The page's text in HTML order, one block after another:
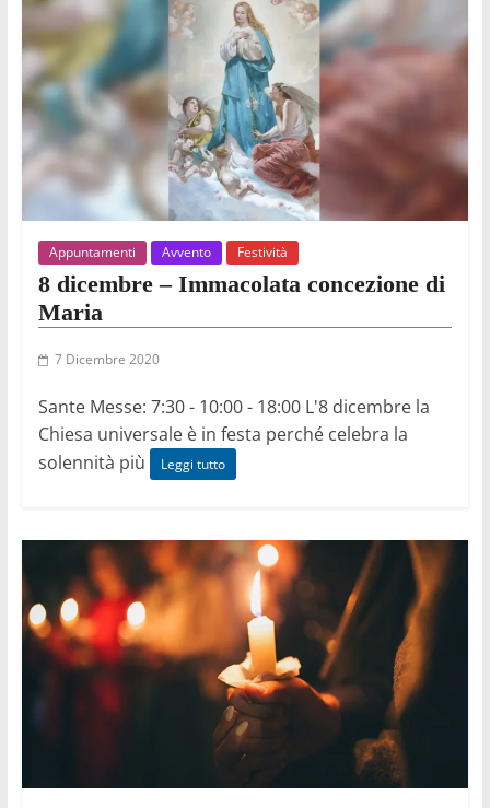
Appuntamenti Avvento Festività
8 dicembre – Immacolata concezione di
Maria
7 Dicembre 2020
Sante Messe: 7:30 - 10:00 - 18:00 L'8 dicembre la
Chiesa universale è in festa perché celebra la
solennità più
Leggi tutto